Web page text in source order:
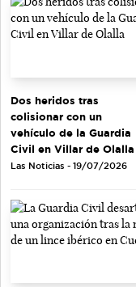
Dos heridos tras
colisionar con un
vehículo de la Guardia
Civil en Villar de Olalla
Las Noticias - 19/07/2026